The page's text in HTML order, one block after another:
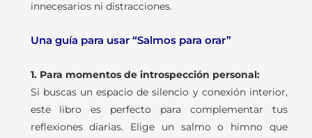
innecesarios ni distracciones.
Una guía para usar “Salmos para orar”
1. Para momentos de introspección personal:
Si buscas un espacio de silencio y conexión interior,
este libro es perfecto para complementar tus
reflexiones diarias. Elige un salmo o himno que